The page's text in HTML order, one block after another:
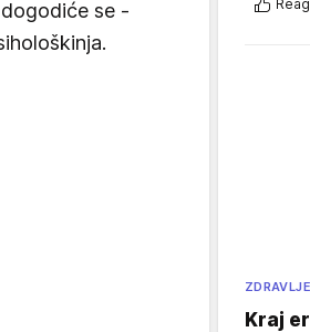
se -
ZDRAVLJE
Kraj